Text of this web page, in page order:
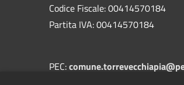
Codice Fiscale: 00414570184
Partita IVA: 00414570184
PEC: